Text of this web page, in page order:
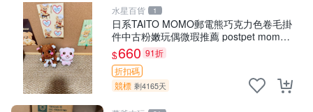
水星百貨 1
日系TAITO MOMO郵電熊巧克力色卷毛掛
件中古粉嫩玩偶微瑕推薦 postpet momo
郵電熊 中古玩偶
$660 91折
折扣碼
競標 剩4165天